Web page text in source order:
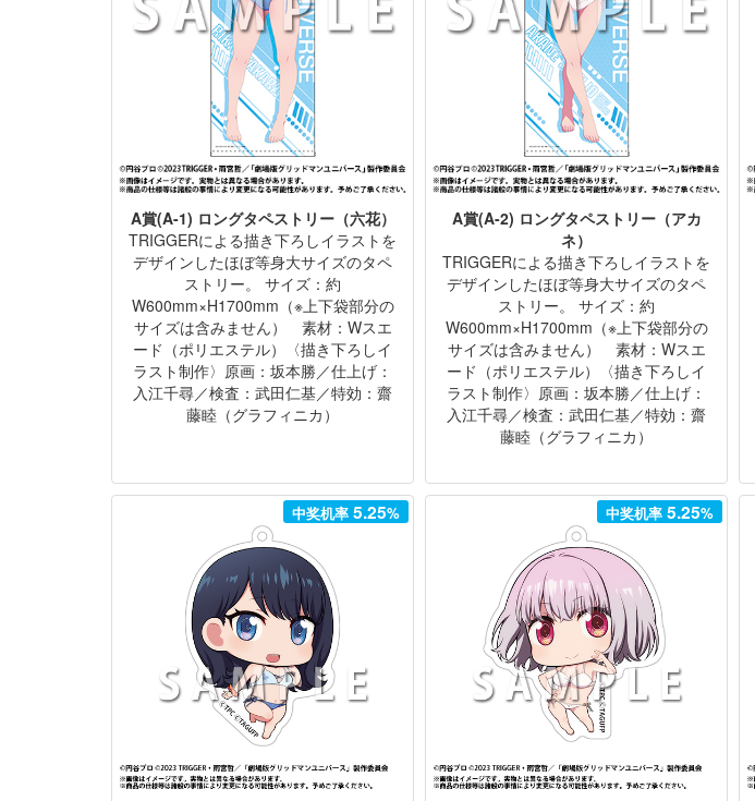
A賞(A-1) ロングタペストリー（六花）
TRIGGERによる描き下ろしイラストを
デザインしたほぼ等身大サイズのタペ
ストリー。 サイズ：約
W600mm×H1700mm（※上下袋部分の
サイズは含みません） 素材：Wスエ
ード（ポリエステル）〈描き下ろしイ
ラスト制作〉原画：坂本勝／仕上げ：
入江千尋／検査：武田仁基／特効：齋
藤睦（グラフィニカ）
A賞(A-2) ロングタペストリー（アカ
ネ）
TRIGGERによる描き下ろしイラストを
デザインしたほぼ等身大サイズのタペ
ストリー。 サイズ：約
W600mm×H1700mm（※上下袋部分の
サイズは含みません） 素材：Wスエ
ード（ポリエステル）〈描き下ろしイ
ラスト制作〉原画：坂本勝／仕上げ：
入江千尋／検査：武田仁基／特効：齋
藤睦（グラフィニカ）
中奖机率5.25% 中奖机率5.25%